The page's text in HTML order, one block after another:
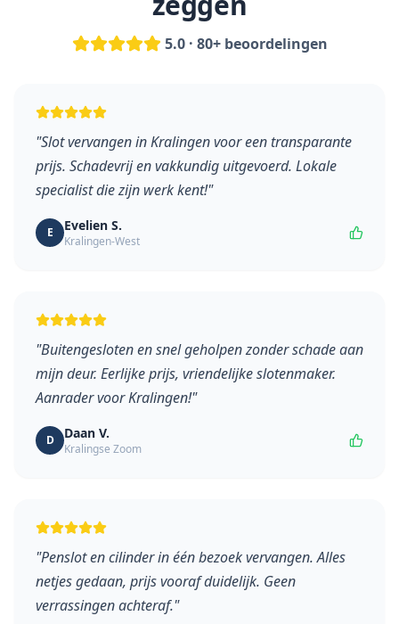
5.0 · 80+ beoordelingen
"Slot vervangen in Kralingen voor een transparante
prijs. Schadevrij en vakkundig uitgevoerd. Lokale
specialist die zijn werk kent!"
E Evelien S.
Kralingen-West
"Buitengesloten en snel geholpen zonder schade aan
mijn deur. Eerlijke prijs, vriendelijke slotenmaker.
Aanrader voor Kralingen!"
D Daan V.
Kralingse Zoom
"Penslot en cilinder in één bezoek vervangen. Alles
netjes gedaan, prijs vooraf duidelijk. Geen
verrassingen achteraf."